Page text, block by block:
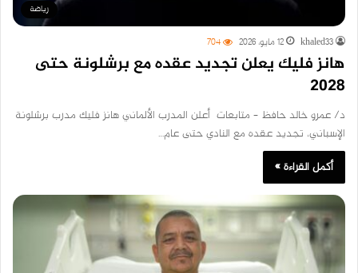
رياضة
khaled33 12 مايو، 2026 704
هانز فليك يعلن تجديد عقده مع برشلونة حتى
2028
د/ عمرو خالد حافظ – متابعات أعلن المدرب الألماني هانز فليك مدرب برشلونة
الإسباني، تجديد عقده مع النادي حتى عام…
أكمل القراءة »